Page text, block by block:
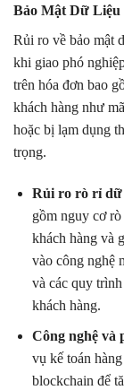
Bảo Mật Dữ Liệu
Rủi ro về bảo mật
khi giao phó
trên hóa đơn bao
khách hàng như
hoặc bị lạm dụng
trọng.
Rủi ro rò rỉ dữ
gồm nguy cơ
khách hàng và
vào công nghệ
và các quy
khách hàng.
Công nghệ và
vụ kế toán
blockchain để